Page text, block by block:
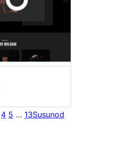
4 5 … 13Susunod